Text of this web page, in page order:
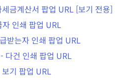
세금계산서 팝업 URL [보기 전용]
자 인쇄 팝업 URL
받는자 인쇄 팝업 URL
- 다건 인쇄 팝업 URL
보기 팝업 URL